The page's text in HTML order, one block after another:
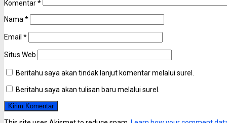
Komentar*
Nama *
Email *
Situs Web
Beritahu saya akan tindak lanjut komentar melalui surel.
Beritahu saya akan tulisan baru melalui surel.